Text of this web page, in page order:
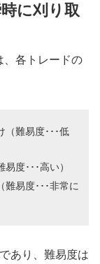
に刈り取
、各トレードの
難易度･･･低
･･･高い）
易度･･･非常に
あり、難易度は